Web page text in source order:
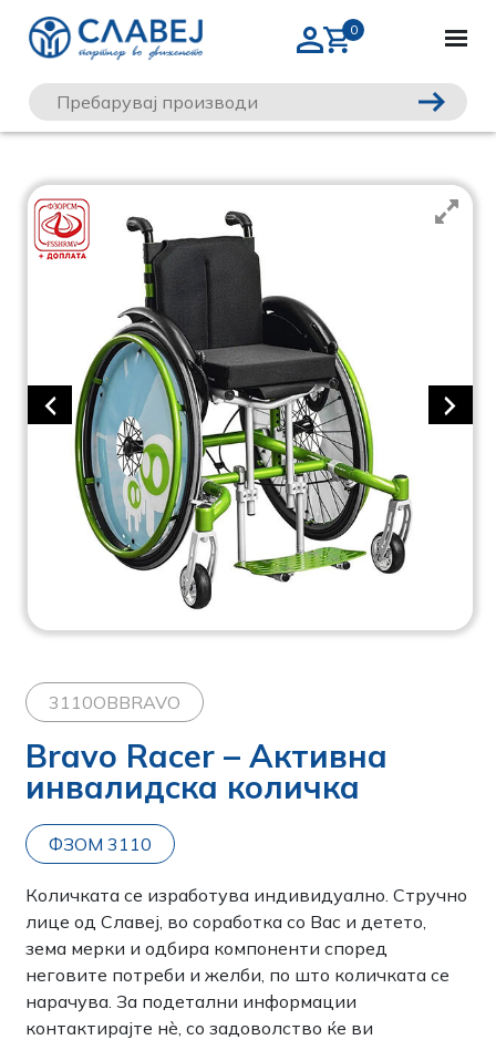
3110OBBRAVO
Bravo Racer – Активна
инвалидска количка
ФЗОМ 3110
Количката се изработува индивидуално. Стручно
лице од Славеј, во соработка со Вас и детето,
зема мерки и одбира компоненти според
неговите потреби и желби, по што количката се
нарачува. За подетални информации
контактирајте нѐ, со задоволство ќе ви